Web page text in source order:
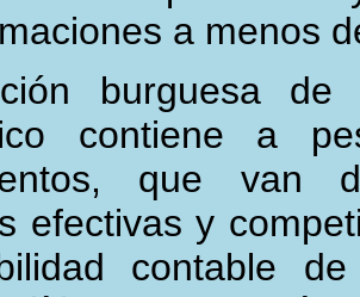
a menos
burguesa
contiene a
que van
efectivas y
contable